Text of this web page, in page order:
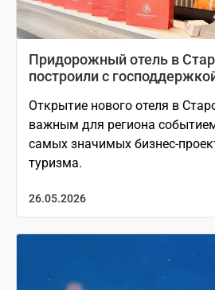
Придорожный отель в
построили с
Открытие нового отеля в
важным для региона
самых значимых бизнес-
туризма.
26.05.2026